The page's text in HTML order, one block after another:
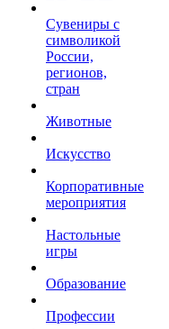
Сувениры с
символикой
России,
регионов,
стран
Животные
Искусство
Корпоративные
мероприятия
Настольные
игры
Образование
Профессии